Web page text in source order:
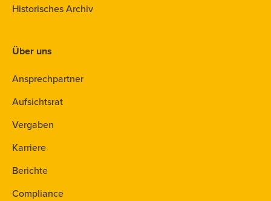
Historisches Archiv
Über uns
Ansprechpartner
Aufsichtsrat
Vergaben
Karriere
Berichte
Compliance